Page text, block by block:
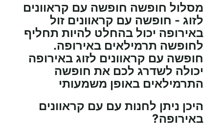
מסלול חופשה חופשה עם קראוונים
לזוג - חופשה עם קראוונים זול
באירופה יכול בהחלט להיות תחליף
לחופשה תרמילאים באירופה.
חופשה עם קראוונים לזוג באירופה
יכולה לשדרג לכם את חופשה
התרמילאים באופן משמעותי
היכן ניתן לחנות עם עם קראוונים
באירופה?